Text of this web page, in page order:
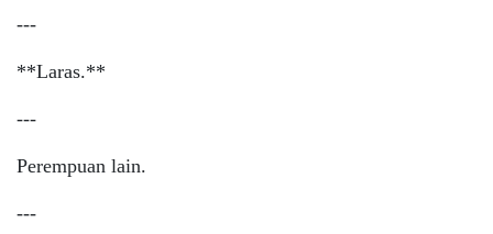
---
**Laras.**
---
Perempuan lain.
---